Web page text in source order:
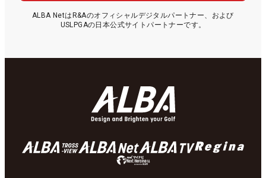
ALBA NetはR&Aのオフィシャルデジタルパートナー、および
USLPGAの日本公式サイトパートナーです。